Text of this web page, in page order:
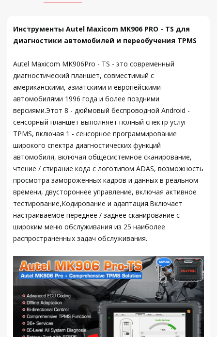
Инструменты Autel Maxicom MK906 PRO - TS для
диагностики автомобилей и переобучения TPMS
Autel Maxicom MK906Pro - TS - это современный
диагностический планшет, совместимый с
американскими, азиатскими и европейскими
автомобилями 1996 года и более поздними
версиями.Этот 8 - дюймовый беспроводной Android -
сенсорный планшет выполняет полный спектр услуг
TPMS, включая 1 - сенсорное программирование
широкого спектра диагностических функций
автомобиля, включая общесистемное сканирование,
чтение / стирание кода с логотипом ADAS, возможность
просмотра замороженных кадров и данных в реальном
времени, двустороннее управление, включая активное
тестирование,Кодирование и адаптация.Включает
настраиваемое переднее / заднее сканирование с
широким меню обслуживания из 25 наиболее
распространенных задач обслуживания.